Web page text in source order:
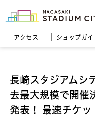
アクセス ショップガイ
長崎スタジアムシ
去最大規模で開催
発表！ 最速チケッ